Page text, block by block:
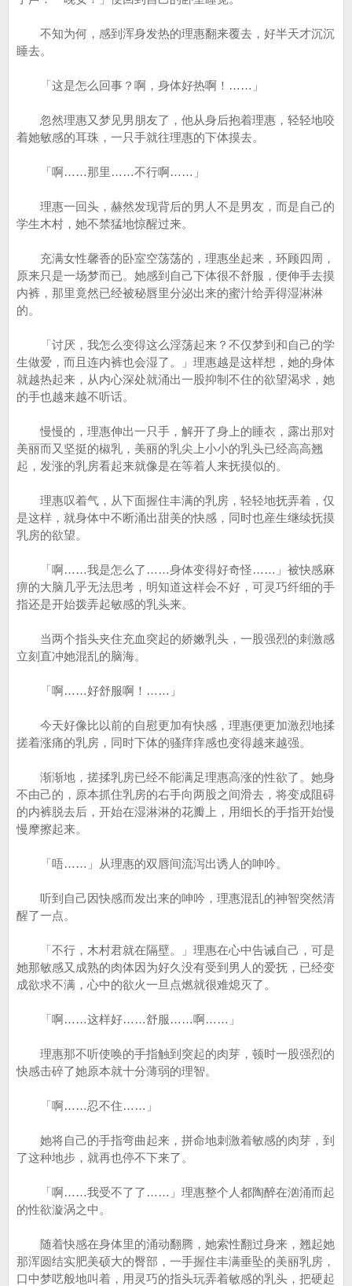
不知为何，感到浑身发热的理惠翻来覆去，好半天才沉沉
睡去。
「这是怎么回事？啊，身体好热啊！……」
忽然理惠又梦见男朋友了，他从身后抱着理惠，轻轻地咬
着她敏感的耳珠，一只手就往理惠的下体摸去。
「啊……那里……不行啊……」
理惠一回头，赫然发现背后的男人不是男友，而是自己的
学生木村，她不禁猛地惊醒过来。
充满女性馨香的卧室空荡荡的，理惠坐起来，环顾四周，
原来只是一场梦而已。她感到自己下体很不舒服，便伸手去摸
内裤，那里竟然已经被秘唇里分泌出来的蜜汁给弄得湿淋淋
的。
「讨厌，我怎么变得这么淫荡起来？不仅梦到和自己的学
生做爱，而且连内裤也会湿了。」理惠越是这样想，她的身体
就越热起来，从内心深处就涌出一股抑制不住的欲望渴求，她
的手也越来越不听话。
慢慢的，理惠伸出一只手，解开了身上的睡衣，露出那对
美丽而又坚挺的椒乳，美丽的乳尖上小小的乳头已经高高翘
起，发涨的乳房看起来就像是在等着人来抚摸似的。
理惠叹着气，从下面握住丰满的乳房，轻轻地抚弄着，仅
是这样，就身体中不断涌出甜美的快感，同时也産生继续抚摸
乳房的欲望。
「啊……我是怎么了……身体变得好奇怪……」被快感麻
痹的大脑几乎无法思考，明知道这样会不好，可灵巧纤细的手
指还是开始拨弄起敏感的乳头来。
当两个指头夹住充血突起的娇嫩乳头，一股强烈的刺激感
立刻直冲她混乱的脑海。
「啊……好舒服啊！……」
今天好像比以前的自慰更加有快感，理惠便更加激烈地揉
搓着涨痛的乳房，同时下体的骚痒痒感也变得越来越强。
渐渐地，搓揉乳房已经不能满足理惠高涨的性欲了。她身
不由己的，原本抓住乳房的右手向两股之间滑去，将变成阻碍
的内裤脱去后，开始在湿淋淋的花瓣上，用细长的手指开始慢
慢摩擦起来。
「唔……」从理惠的双唇间流泻出诱人的呻吟。
听到自己因快感而发出来的呻吟，理惠混乱的神智突然清
醒了一点。
「不行，木村君就在隔壁。」理惠在心中告诫自己，可是
她那敏感又成熟的肉体因为好久没有受到男人的爱抚，已经变
成欲求不满，心中的欲火一旦点燃就很难熄灭了。
「啊……这样好……舒服……啊……」
理惠那不听使唤的手指触到突起的肉芽，顿时一股强烈的
快感击碎了她原本就十分薄弱的理智。
「啊……忍不住……」
她将自己的手指弯曲起来，拼命地刺激着敏感的肉芽，到
了这种地步，就再也停不下来了。
「啊……我受不了了……」理惠整个人都陶醉在汹涌而起
的性欲漩涡之中。
随着快感在身体里的涌动翻腾，她索性翻过身来，翘起她
那浑圆结实肥美硕大的臀部，一手握住丰满垂坠的美丽乳房，
口中梦呓般地叫着，用灵巧的指头玩弄着敏感的乳头，把硬起